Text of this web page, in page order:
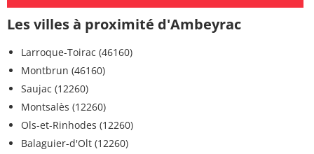
Les villes à proximité d'Ambeyrac
Larroque-Toirac (46160)
Montbrun (46160)
Saujac (12260)
Montsalès (12260)
Ols-et-Rinhodes (12260)
Balaguier-d'Olt (12260)